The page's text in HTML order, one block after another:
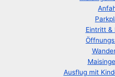
Eintritt &
Ausflug mit